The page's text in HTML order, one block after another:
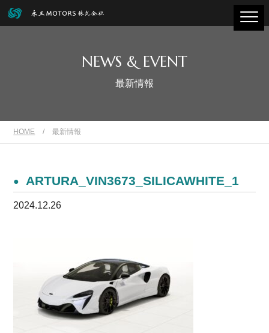
NEWS & EVENT
最新情報
HOME / 最新情報
ARTURA_VIN3673_SILICAWHITE_1
2024.12.26